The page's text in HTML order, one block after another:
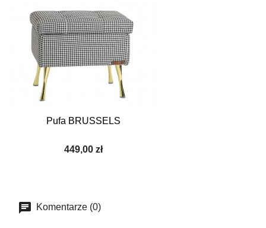
Pufa BRUSSELS
449,00 zł
Komentarze (0)